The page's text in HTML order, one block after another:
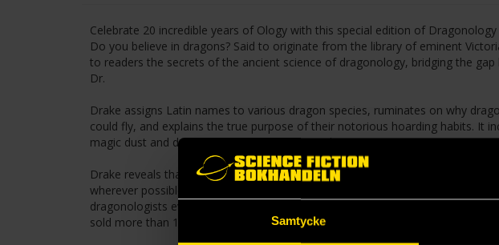
Samtycke
Celebrate 20 incredible years of Ology with this special edition of
Do you believe in dragons? Said to originate from the library of eminent
to readers the secrets of the ancient science of dragonology, bridging the
Dr.
Drake assigns Latin names to various dragon species, ruminates on why
could fly, and explains the true purpose of their notorious hoarding habits. It
magic dust and dragon scales. In his afterword, Dr.
Drake reveals that one of the crucial goals of dragonologists is to preserve
wherever possible - a goal this lavishly illustrated volume most affectionately
dragonologists everywhere! For true believers only. Don't let it fall into the
sold more than 18 MILLION copies worldwide.